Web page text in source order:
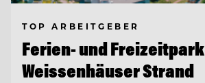
TOP ARBEITGEBER
Ferien- und Freizeitpark
Weissenhäuser Strand